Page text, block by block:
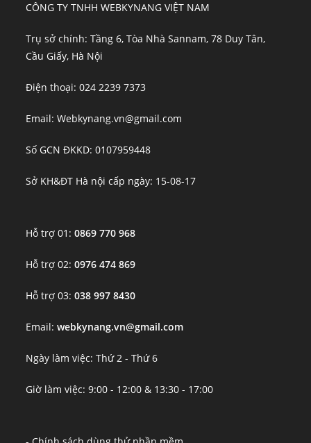
CÔNG TY TNHH WEBKYNANG VIỆT NAM
Trụ sở chính: Tầng 6, Tòa Nhà Sannam, 78 Duy Tân,
Cầu Giấy, Hà Nội
Điện thoại: 024 2239 7373
Email: Webkynang.vn@gmail.com
Số GCN ĐKKD: 0107959448
Sở KH&ĐT Hà nội cấp ngày: 15-08-17
Hỗ trợ 01:0869 770 968
Hỗ trợ 02:0976 474 869
Hỗ trợ 03:038 997 8430
Email:webkynang.vn@gmail.com
Ngày làm việc: Thứ 2 - Thứ 6
Giờ làm việc: 9:00 - 12:00 & 13:30 - 17:00